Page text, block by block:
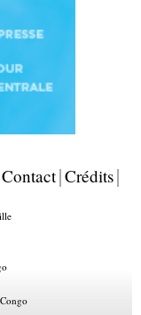
Contact Crédits